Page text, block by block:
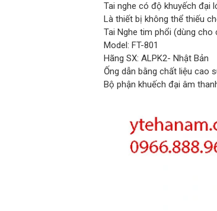
Tai nghe có độ khuyếch đại
Là thiết bị không thể thiếu
Tai Nghe tim phổi (dùng
Model: FT-801
Hãng SX: ALPK2- Nhật Bản
Ống dẫn bằng chất liệu cao
Bộ phận khuếch đại âm